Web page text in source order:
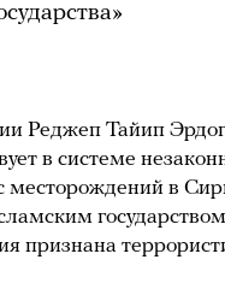
Реджеп Тайип
в системе
месторождений в
признана